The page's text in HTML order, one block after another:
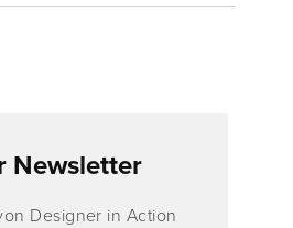
Newsletter
Designer in Action